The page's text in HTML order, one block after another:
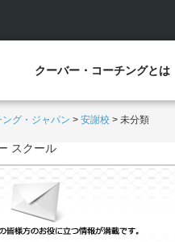
クーバー・コーチングとは
グ・ジャパン > 安謝校 > 未分類
スクール